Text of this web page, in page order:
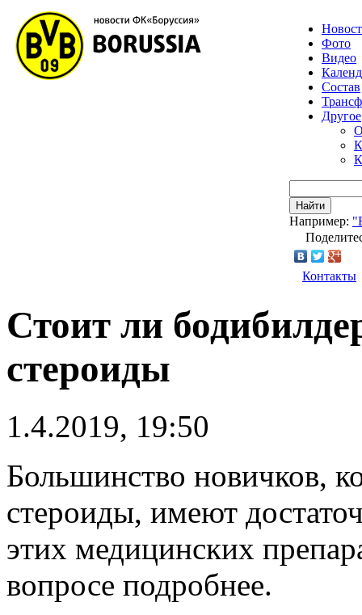
Фото
Видео
Состав
Другое
Найти
Например:
Контакты
Стоит ли
стероиды
1.4.2019, 19:50
Большинство новичков,
стероиды, имеют
этих медицинских
вопросе подробнее.